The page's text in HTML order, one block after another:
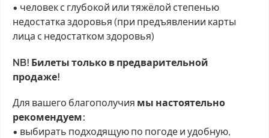
• человек с глубокой или тяжёлой степенью
недостатка здоровья (при предъявлении карты
лица с недостатком здоровья)
NB! Билеты только в предварительной
продаже!
Для вашего благополучия мы настоятельно
рекомендуем:
• выбирать подходящую по погоде и удобную,